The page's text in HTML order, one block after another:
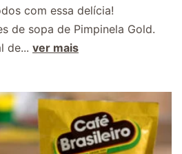
com essa delícia!
de sopa de Pimpinela Gold.
de... ver mais